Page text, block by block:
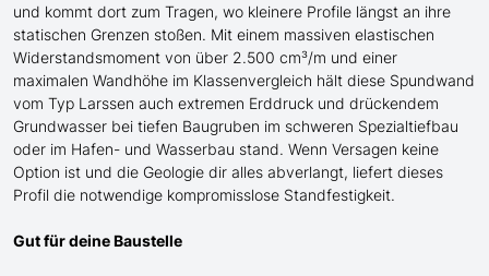
und kommt dort zum Tragen, wo kleinere Profile längst an ihre
statischen Grenzen stoßen. Mit einem massiven elastischen
Widerstandsmoment von über 2.500 cm³/m und einer
maximalen Wandhöhe im Klassenvergleich hält diese Spundwand
vom Typ Larssen auch extremen Erddruck und drückendem
Grundwasser bei tiefen Baugruben im schweren Spezialtiefbau
oder im Hafen- und Wasserbau stand. Wenn Versagen keine
Option ist und die Geologie dir alles abverlangt, liefert dieses
Profil die notwendige kompromisslose Standfestigkeit.
Gut für deine Baustelle